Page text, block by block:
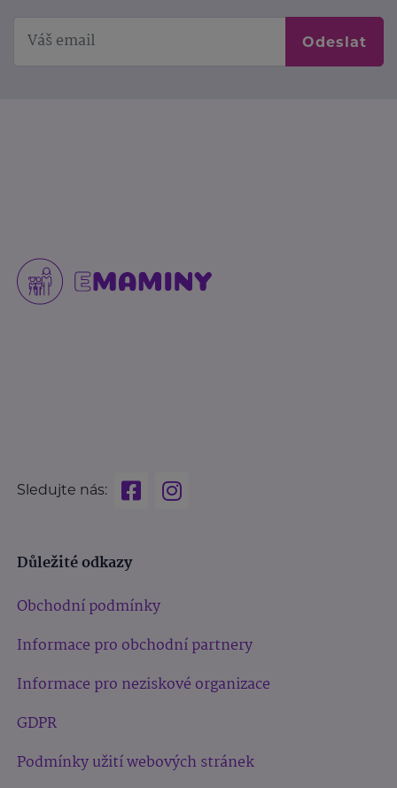
Odeslat
Sledujte nás:
Důležité odkazy
Obchodní podmínky
Informace pro obchodní partnery
Informace pro neziskové organizace
GDPR
Podmínky užití webových stránek